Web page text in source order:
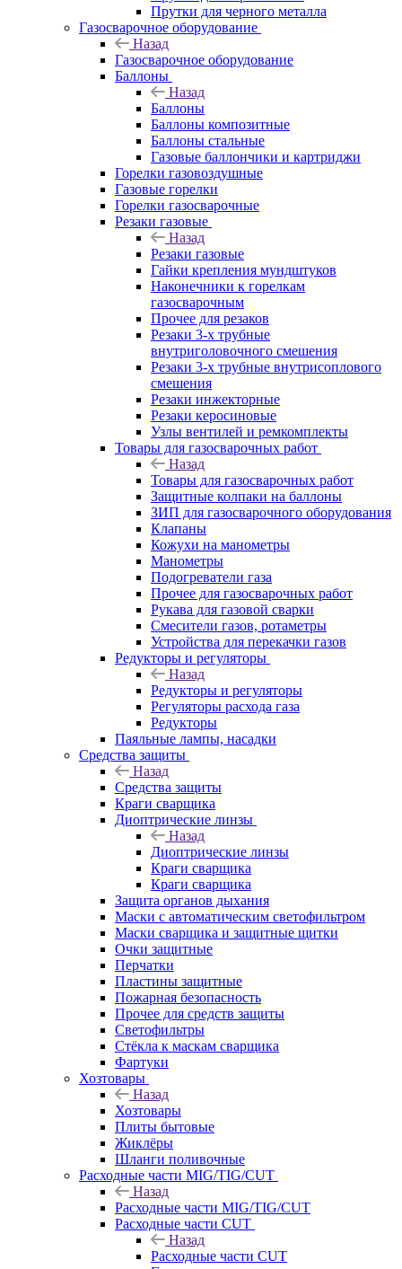
Прутки для черного металла
Газосварочное оборудование
Назад
Газосварочное оборудование
Баллоны
Назад
Баллоны
Баллоны композитные
Баллоны стальные
Газовые баллончики и картриджи
Горелки газовоздушные
Газовые горелки
Горелки газосварочные
Резаки газовые
Назад
Резаки газовые
Гайки крепления мундштуков
Наконечники к горелкам
газосварочным
Прочее для резаков
Резаки 3-х трубные
внутриголовочного смешения
Резаки 3-х трубные внутрисоплового
смешения
Резаки инжекторные
Резаки керосиновые
Узлы вентилей и ремкомплекты
Товары для газосварочных работ
Назад
Товары для газосварочных работ
Защитные колпаки на баллоны
ЗИП для газосварочного оборудования
Клапаны
Кожухи на манометры
Манометры
Подогреватели газа
Прочее для газосварочных работ
Рукава для газовой сварки
Смесители газов, ротаметры
Устройства для перекачки газов
Редукторы и регуляторы
Назад
Редукторы и регуляторы
Регуляторы расхода газа
Редукторы
Паяльные лампы, насадки
Средства защиты
Назад
Средства защиты
Краги сварщика
Диоптрические линзы
Назад
Диоптрические линзы
Краги сварщика
Краги сварщика
Защита органов дыхания
Маски с автоматическим светофильтром
Маски сварщика и защитные щитки
Очки защитные
Перчатки
Пластины защитные
Пожарная безопасность
Прочее для средств защиты
Светофильтры
Стёкла к маскам сварщика
Фартуки
Хозтовары
Назад
Хозтовары
Плиты бытовые
Жиклёры
Шланги поливочные
Расходные части MIG/TIG/CUT
Назад
Расходные части MIG/TIG/CUT
Расходные части CUT
Назад
Расходные части CUT